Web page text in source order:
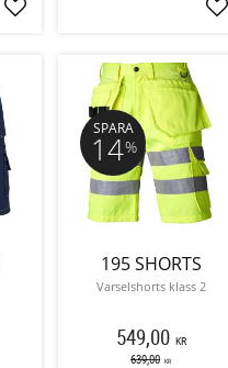
Lägg till i favoriter
195 SHORTS
Varselshorts klass 2
549,00 KR
639,00 KR
SPARA
14%